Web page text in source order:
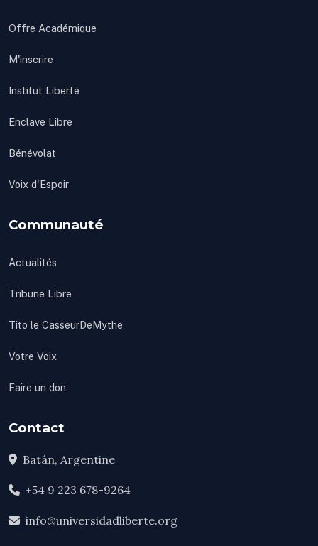
Offre Académique
M'inscrire
Institut Liberté
Enclave Libre
Bénévolat
Voix d'Espoir
Communauté
Actualités
Tribune Libre
Tito le CasseurDeMythe
Votre Voix
Faire un don
Contact
Batán, Argentine
+54 9 223 678-9264
info@universidadliberte.org